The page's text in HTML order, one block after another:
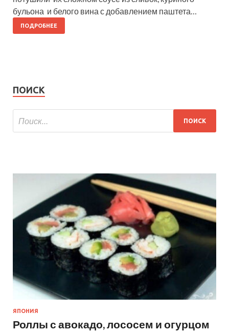
бульона и белого вина с добавлением паштета…
ПОДРОБНЕЕ
ПОИСК
ЯПОНИЯ
Роллы с авокадо, лососем и огурцом